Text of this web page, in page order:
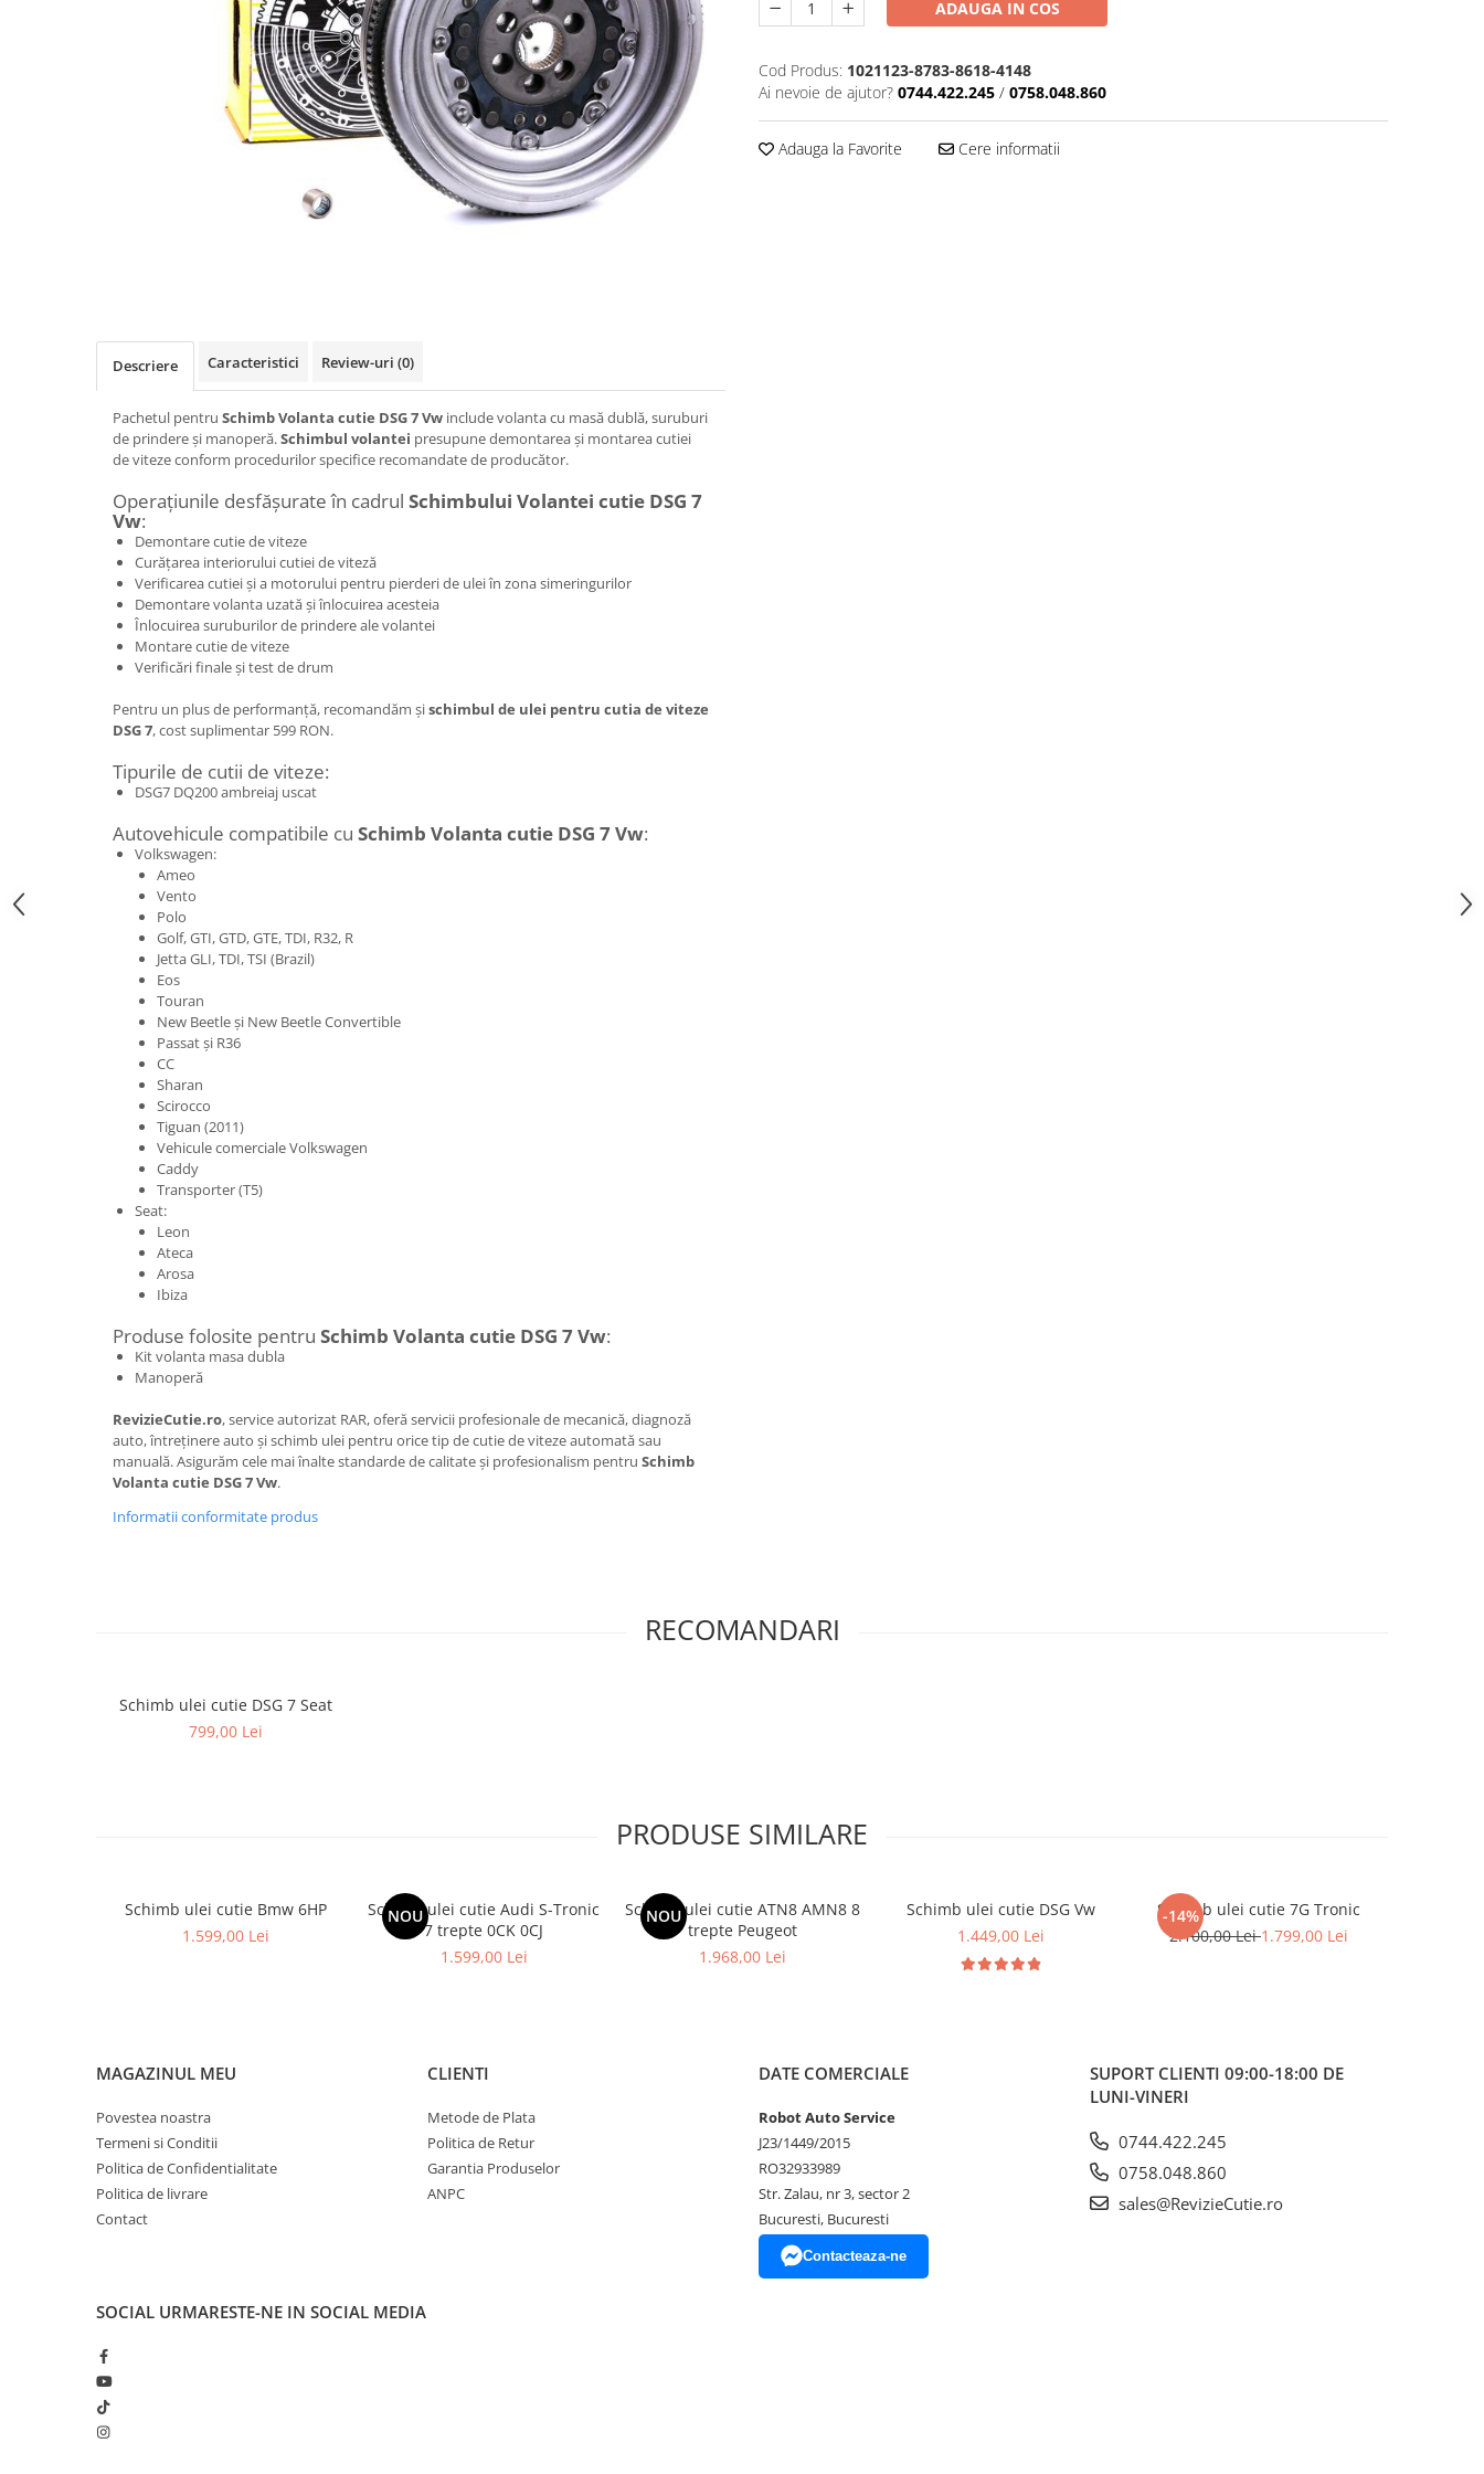
ADAUGA IN COS
Cod Produs: 1021123-8783-8618-4148
Ai nevoie de ajutor? 0744.422.245 / 0758.048.860
Adauga la Favorite Cere informatii
Descriere Caracteristici Review-uri (0)
Pachetul pentru Schimb Volanta cutie DSG 7 Vw include volanta cu masă dublă, suruburi
de prindere și manoperă.Schimbul volantei presupune demontarea și montarea cutiei
de viteze conform procedurilor specifice recomandate de producător.
Operațiunile desfășurate în cadrul Schimbului Volantei cutie DSG 7
Vw:
Demontare cutie de viteze
Curățarea interiorului cutiei de viteză
Verificarea cutiei și a motorului pentru pierderi de ulei în zona simeringurilor
Demontare volanta uzată și înlocuirea acesteia
Înlocuirea suruburilor de prindere ale volantei
Montare cutie de viteze
Verificări finale și test de drum
Pentru un plus de performanță, recomandăm șischimbul de ulei pentru cutia de viteze
DSG 7, cost suplimentar 599 RON.
Tipurile de cutii de viteze:
DSG7 DQ200 ambreiaj uscat
Autovehicule compatibile cu Schimb Volanta cutie DSG 7 Vw:
Volkswagen:
Ameo
Vento
Polo
Golf, GTI, GTD, GTE, TDI, R32, R
Jetta GLI, TDI, TSI (Brazil)
Eos
Touran
New Beetle și New Beetle Convertible
Passat și R36
CC
Sharan
Scirocco
Tiguan (2011)
Vehicule comerciale Volkswagen
Caddy
Transporter (T5)
Seat:
Leon
Ateca
Arosa
Ibiza
Produse folosite pentru Schimb Volanta cutie DSG 7 Vw:
Kit volanta masa dubla
Manoperă
RevizieCutie.ro, service autorizat RAR, oferă servicii profesionale de mecanică, diagnoză
auto, întreținere auto și schimb ulei pentru orice tip de cutie de viteze automată sau
manuală. Asigurăm cele mai înalte standarde de calitate și profesionalism pentru Schimb
Volanta cutie DSG 7 Vw.
Informatii conformitate produs
RECOMANDARI
Schimb ulei cutie DSG 7 Seat
799,00 Lei
PRODUSE SIMILARE
Schimb ulei cutie Bmw 6HP
1.599,00 Lei
NOU
Schimb ulei cutie Audi S-Tronic
7 trepte 0CK 0CJ
1.599,00 Lei
NOU
Schimb ulei cutie ATN8 AMN8 8
trepte Peugeot
1.968,00 Lei
Schimb ulei cutie DSG Vw
1.449,00 Lei
-14%
Schimb ulei cutie 7G Tronic
2.100,00 Lei1.799,00 Lei
MAGAZINUL MEU
Povestea noastra
Termeni si Conditii
Politica de Confidentialitate
Politica de livrare
Contact
CLIENTI
Metode de Plata
Politica de Retur
Garantia Produselor
ANPC
DATE COMERCIALE
Robot Auto Service
J23/1449/2015
RO32933989
Str. Zalau, nr 3, sector 2
Bucuresti, Bucuresti
Contacteaza-ne
SUPORT CLIENTI 09:00-18:00 DE
LUNI-VINERI
0744.422.245
0758.048.860
sales@RevizieCutie.ro
SOCIAL URMARESTE-NE IN SOCIAL MEDIA